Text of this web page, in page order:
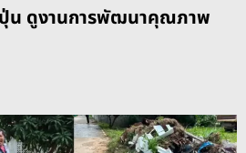
น ดูงานการพัฒนาคุณภาพ